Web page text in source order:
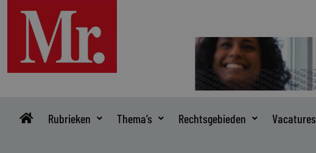
inhoud
Rubrieken Thema’s Rechtsgebieden Vacatures